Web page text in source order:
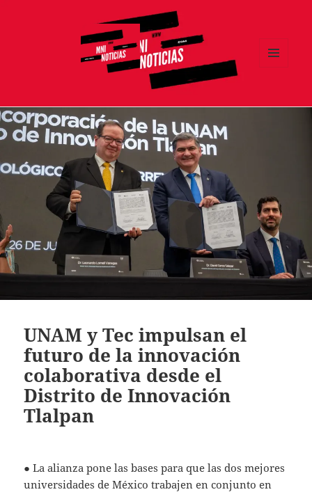
UNAM y Tec impulsan el
futuro de la innovación
colaborativa desde el
Distrito de Innovación
Tlalpan
● La alianza pone las bases para que las dos mejores
universidades de México trabajen en conjunto en